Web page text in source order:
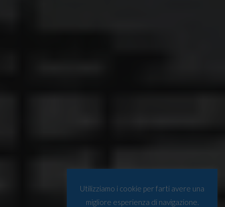
Utilizziamo i cookie per farti avere una
migliore esperienza di navigazione.